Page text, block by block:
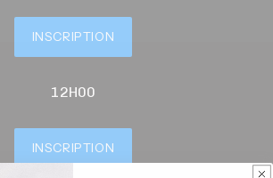
INSCRIPTION
12H00
INSCRIPTION